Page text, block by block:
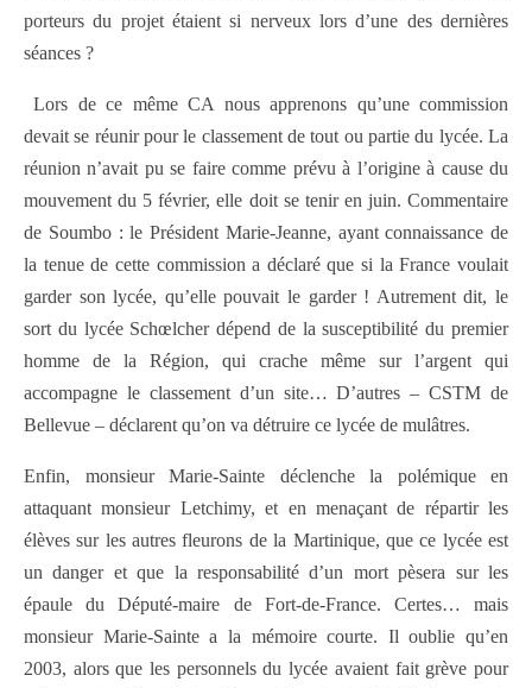
porteurs du projet étaient si nerveux lors d’une des dernières
séances ?
Lors de ce même CA nous apprenons qu’une commission
devait se réunir pour le classement de tout ou partie du lycée. La
réunion n’avait pu se faire comme prévu à l’origine à cause du
mouvement du 5 février, elle doit se tenir en juin. Commentaire
de Soumbo : le Président Marie-Jeanne, ayant connaissance de
la tenue de cette commission a déclaré que si la France voulait
garder son lycée, qu’elle pouvait le garder ! Autrement dit, le
sort du lycée Schœlcher dépend de la susceptibilité du premier
homme de la Région, qui crache même sur l’argent qui
accompagne le classement d’un site… D’autres – CSTM de
Bellevue – déclarent qu’on va détruire ce lycée de mulâtres.
Enfin, monsieur Marie-Sainte déclenche la polémique en
attaquant monsieur Letchimy, et en menaçant de répartir les
élèves sur les autres fleurons de la Martinique, que ce lycée est
un danger et que la responsabilité d’un mort pèsera sur les
épaule du Député-maire de Fort-de-France. Certes… mais
monsieur Marie-Sainte a la mémoire courte. Il oublie qu’en
2003, alors que les personnels du lycée avaient fait grève pour